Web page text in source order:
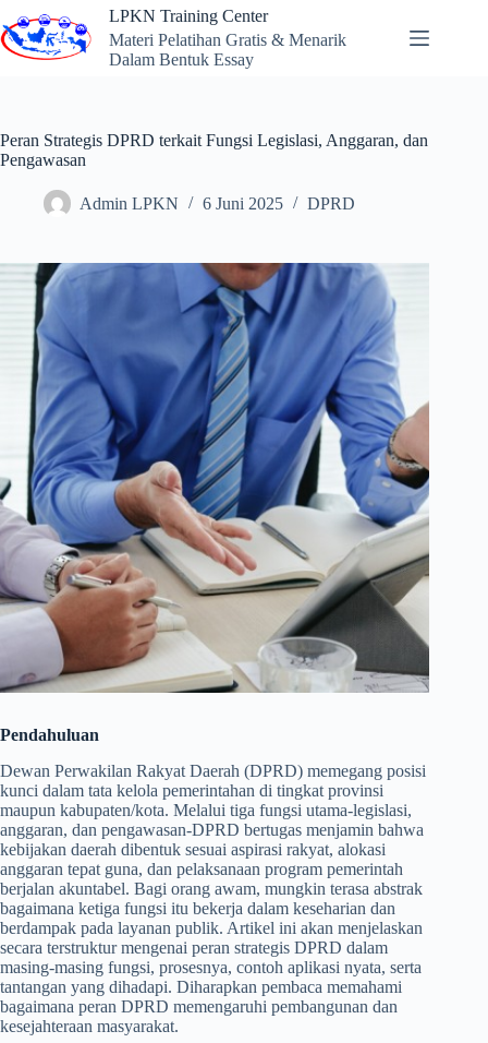
to
content
LPKN Training Center
Materi Pelatihan Gratis & Menarik
Dalam Bentuk Essay
Peran Strategis DPRD terkait Fungsi Legislasi, Anggaran, dan
Pengawasan
Admin LPKN 6 Juni 2025 DPRD
Pendahuluan
Dewan Perwakilan Rakyat Daerah (DPRD) memegang posisi
kunci dalam tata kelola pemerintahan di tingkat provinsi
maupun kabupaten/kota. Melalui tiga fungsi utama-legislasi,
anggaran, dan pengawasan-DPRD bertugas menjamin bahwa
kebijakan daerah dibentuk sesuai aspirasi rakyat, alokasi
anggaran tepat guna, dan pelaksanaan program pemerintah
berjalan akuntabel. Bagi orang awam, mungkin terasa abstrak
bagaimana ketiga fungsi itu bekerja dalam keseharian dan
berdampak pada layanan publik. Artikel ini akan menjelaskan
secara terstruktur mengenai peran strategis DPRD dalam
masing-masing fungsi, prosesnya, contoh aplikasi nyata, serta
tantangan yang dihadapi. Diharapkan pembaca memahami
bagaimana peran DPRD memengaruhi pembangunan dan
kesejahteraan masyarakat.